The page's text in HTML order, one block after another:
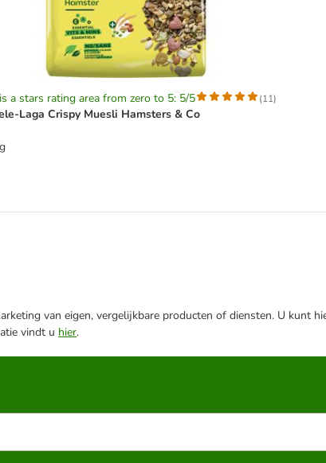
a stars rating area from zero to 5: 5/5 (11)
Laga Crispy Muesli Hamsters & Co
van eigen, vergelijkbare producten of diensten. U kunt
vindt u hier.